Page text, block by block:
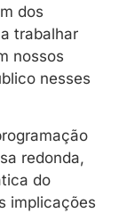
dos
trabalhar
nossos
nesses
redonda,
do
implicações